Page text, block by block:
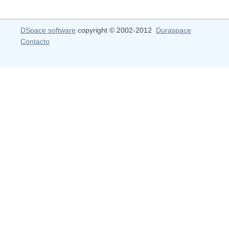
DSpace software copyright © 2002-2012 Duraspace
Contacto